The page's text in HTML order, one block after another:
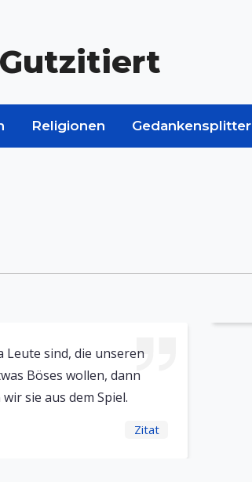
Gutzitiert
Religionen Gedankensplitter
Leute sind, die unseren
Böses wollen, dann
sie aus dem Spiel.
Zitat